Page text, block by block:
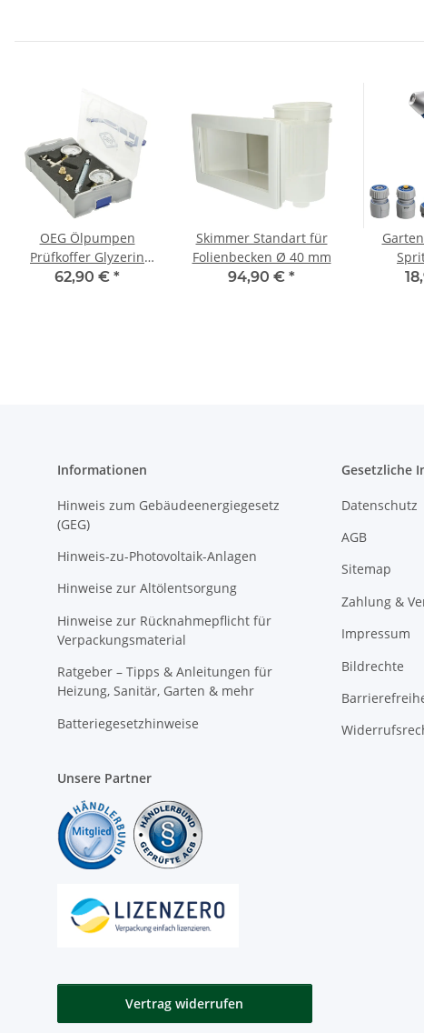
OEG Ölpumpen
Prüfkoffer Glyzerin
PPKG
62,90 € *
Skimmer Standart für
Folienbecken Ø 40 mm
94,90 € *
Informationen
Hinweis zum Gebäudeenergiegesetz
(GEG)
Hinweis-zu-Photovoltaik-Anlagen
Hinweise zur Altölentsorgung
Hinweise zur Rücknahmepflicht für
Verpackungsmaterial
Ratgeber – Tipps & Anleitungen für
Heizung, Sanitär, Garten & mehr
Batteriegesetzhinweise
Gesetzliche
Datenschutz
AGB
Sitemap
Zahlung &
Impressum
Bildrechte
Unsere Partner
Vertrag widerrufen